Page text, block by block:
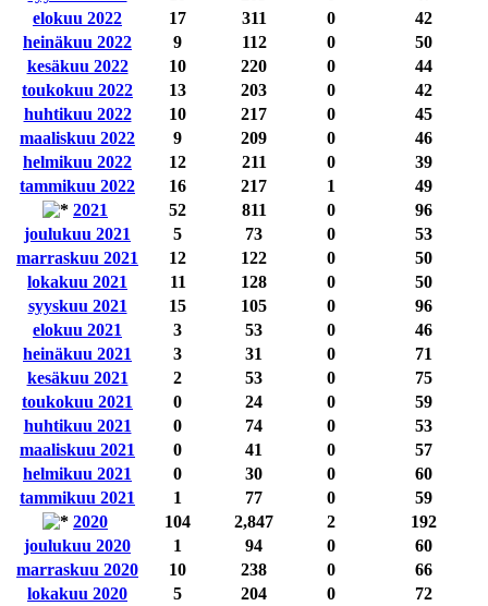
elokuu 2022
17 311 0
42
heinäkuu 2022
9 112 0
50
kesäkuu 2022
10 220 0
44
toukokuu 2022
13 203 0
42
huhtikuu 2022
10 217 0
45
maaliskuu 2022
9 209 0
46
helmikuu 2022
12 211 0
39
tammikuu 2022
16 217 1
49
2021
52 811 0
96
joulukuu 2021
5 73 0
53
marraskuu 2021
12 122 0
50
lokakuu 2021
11 128 0
50
syyskuu 2021
15 105 0
96
elokuu 2021
3 53 0
46
heinäkuu 2021
3 31 0
71
kesäkuu 2021
2 53 0
75
toukokuu 2021
0 24 0
59
huhtikuu 2021
0 74 0
53
maaliskuu 2021
0 41 0
57
helmikuu 2021
0 30 0
60
tammikuu 2021
1 77 0
59
2020
104 2,847 2
192
joulukuu 2020
1 94 0
60
marraskuu 2020
10 238 0
66
lokakuu 2020
5 204 0
72